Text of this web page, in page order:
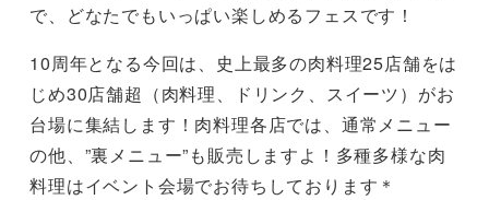
で、どなたでもいっぱい楽しめるフェスです！
10周年となる今回は、史上最多の肉料理25店舗をは
じめ30店舗超（肉料理、ドリンク、スイーツ）がお
台場に集結します！肉料理各店では、通常メニュー
の他、”裏メニュー”も販売しますよ！多種多様な肉
料理はイベント会場でお待ちしております＊